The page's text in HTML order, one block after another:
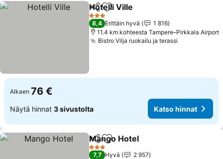
Jaa Lisää suosikkeihin
Hotelli Ville
3 Tähtiluokitus
8,4 Erittäin hyvä
1 816
11.4 km kohteesta Tampere–Pirkkala Airport
Bistro Vilja ruokailu ja terassi
Alkaen 76 €
Näytä hinnat 3 sivustolta Katso hinnat
Jaa Lisää suosikkeihin
Mango Hotel
3 Tähtiluokitus
7,7 Hyvä
2 957